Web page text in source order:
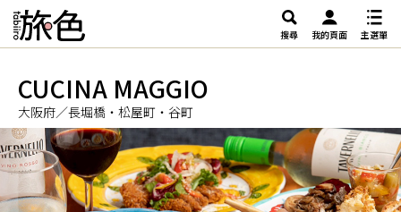
搜尋 我的頁面 主選單
CUCINA MAGGIO
大阪府／長堀橋・松屋町・谷町